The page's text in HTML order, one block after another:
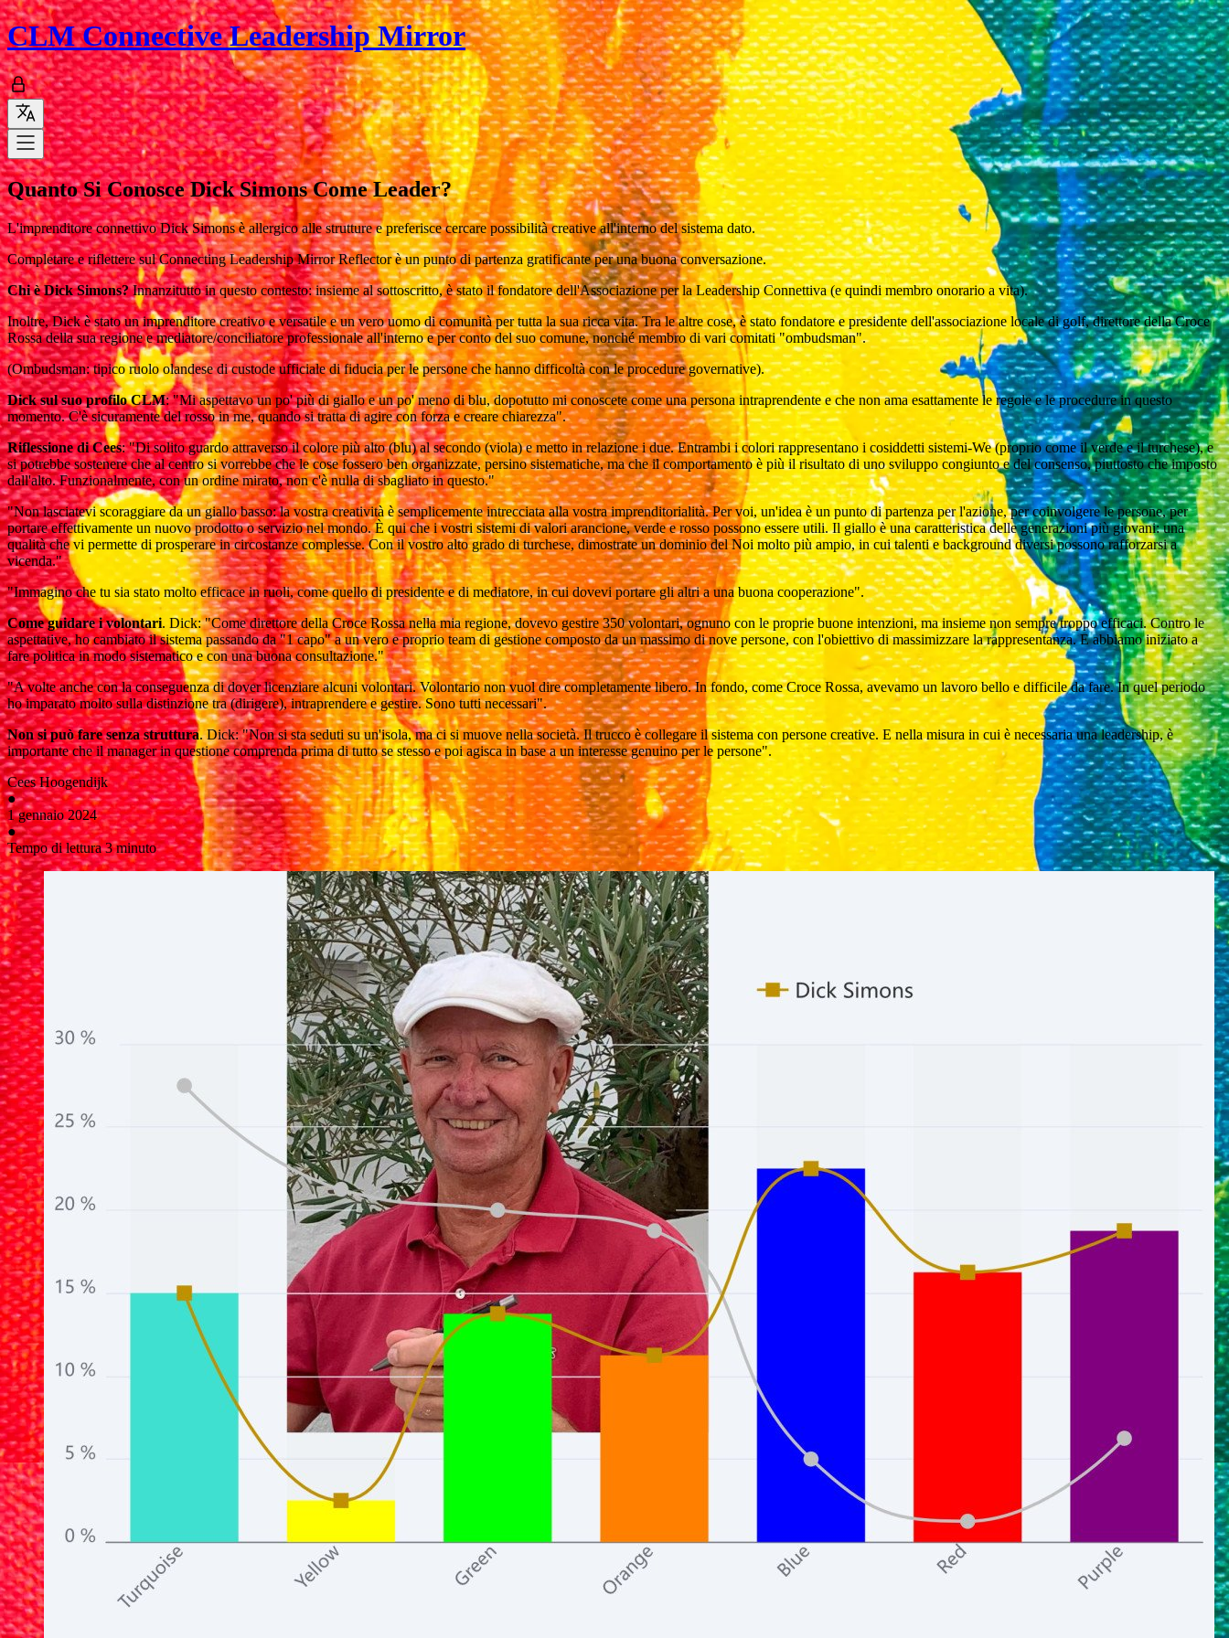
CLMConnective Leadership Mirror
Quanto Si Conosce Dick Simons Come Leader?
L'imprenditore connettivo Dick Simons è allergico alle strutture e preferisce cercare possibilità creative all'interno del sistema dato.
Completare e riflettere sul Connecting Leadership Mirror Reflector è un punto di partenza gratificante per una buona conversazione.
Chi è Dick Simons?Innanzitutto in questo contesto: insieme al sottoscritto, è stato il fondatore dell'Associazione per la Leadership Connettiva (e quindi membro onorario a vita).
Inoltre, Dick è stato un imprenditore creativo e versatile e un vero uomo di comunità per tutta la sua ricca vita. Tra le altre cose, è stato fondatore e presidente dell'associazione locale di golf, direttore della Croce
Rossa della sua regione e mediatore/conciliatore professionale all'interno e per conto del suo comune, nonché membro di vari comitati "ombudsman".
(Ombudsman: tipico ruolo olandese di custode ufficiale di fiducia per le persone che hanno difficoltà con le procedure governative).
Dick sul suo profilo CLM: "Mi aspettavo un po' più di giallo e un po' meno di blu, dopotutto mi conoscete come una persona intraprendente e che non ama esattamente le regole e le procedure in questo
momento. C'è sicuramente del rosso in me, quando si tratta di agire con forza e creare chiarezza".
Riflessione di Cees: "Di solito guardo attraverso il colore più alto (blu) al secondo (viola) e metto in relazione i due. Entrambi i colori rappresentano i cosiddetti sistemi-We (proprio come il verde e il turchese), e
si potrebbe sostenere che al centro si vorrebbe che le cose fossero ben organizzate, persino sistematiche, ma che il comportamento è più il risultato di uno sviluppo congiunto e del consenso, piuttosto che imposto
dall'alto. Funzionalmente, con un ordine mirato, non c'è nulla di sbagliato in questo."
"Non lasciatevi scoraggiare da un giallo basso: la vostra creatività è semplicemente intrecciata alla vostra imprenditorialità. Per voi, un'idea è un punto di partenza per l'azione, per coinvolgere le persone, per
portare effettivamente un nuovo prodotto o servizio nel mondo. È qui che i vostri sistemi di valori arancione, verde e rosso possono essere utili. Il giallo è una caratteristica delle generazioni più giovani: una
qualità che vi permette di prosperare in circostanze complesse. Con il vostro alto grado di turchese, dimostrate un dominio del Noi molto più ampio, in cui talenti e background diversi possono rafforzarsi a
vicenda."
"Immagino che tu sia stato molto efficace in ruoli, come quello di presidente e di mediatore, in cui dovevi portare gli altri a una buona cooperazione".
Come guidare i volontari. Dick: "Come direttore della Croce Rossa nella mia regione, dovevo gestire 350 volontari, ognuno con le proprie buone intenzioni, ma insieme non sempre troppo efficaci. Contro le
aspettative, ho cambiato il sistema passando da "1 capo" a un vero e proprio team di gestione composto da un massimo di nove persone, con l'obiettivo di massimizzare la rappresentanza. E abbiamo iniziato a
fare politica in modo sistematico e con una buona consultazione."
"A volte anche con la conseguenza di dover licenziare alcuni volontari. Volontario non vuol dire completamente libero. In fondo, come Croce Rossa, avevamo un lavoro bello e difficile da fare. In quel periodo
ho imparato molto sulla distinzione tra (dirigere), intraprendere e gestire. Sono tutti necessari".
Non si può fare senza struttura. Dick: "Non si sta seduti su un'isola, ma ci si muove nella società. Il trucco è collegare il sistema con persone creative. E nella misura in cui è necessaria una leadership, è
importante che il manager in questione comprenda prima di tutto se stesso e poi agisca in base a un interesse genuino per le persone".
Cees Hoogendijk
●
1 gennaio 2024
●
Tempo di lettura 3 minuto